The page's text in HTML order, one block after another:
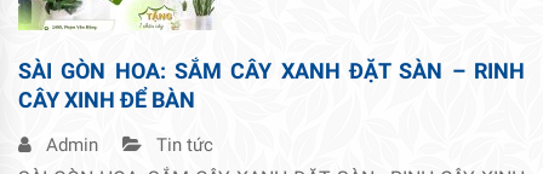
SÀI GÒN HOA: SẮM CÂY XANH ĐẶT SÀN – RINH
CÂY XINH ĐỂ BÀN
Admin Tin tức